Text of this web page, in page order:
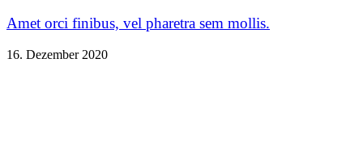
Amet orci finibus, vel pharetra sem mollis.
16. Dezember 2020